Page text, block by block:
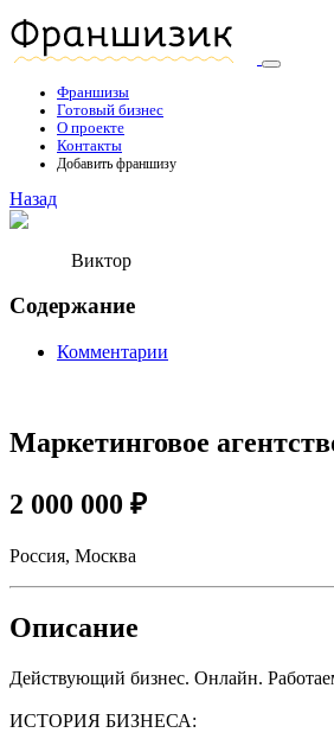
Франшизы
Готовый бизнес
О проекте
Контакты
Добавить франшизу
Назад
Виктор
Содержание
Комментарии
Маркетинговое
2 000 000 ₽
Россия, Москва
Описание
Действующий бизнес. Онлайн.
ИСТОРИЯ БИЗНЕСА: